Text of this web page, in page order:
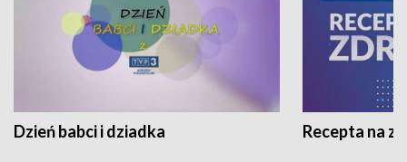
Dzień babci i dziadka Recepta na